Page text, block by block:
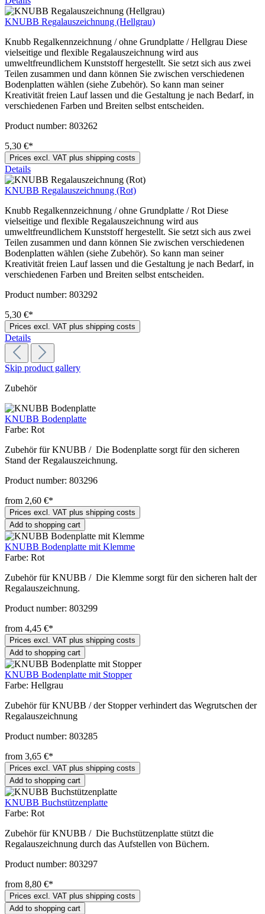
KNUBB Regalauszeichnung (Hellgrau)
Knubb Regalkennzeichnung / ohne Grundplatte / Hellgrau Diese
vielseitige und flexible Regalauszeichnung wird aus
umweltfreundlichem Kunststoff hergestellt. Sie setzt sich aus zwei
Teilen zusammen und dann können Sie zwischen verschiedenen
Bodenplatten wählen (siehe Zubehör). So kann man seiner
Kreativität freien Lauf lassen und die Gestaltung je nach Bedarf, in
verschiedenen Farben und Breiten selbst entscheiden.
Product number: 803262
5,30 €*
Prices excl. VAT plus shipping costs
Details
KNUBB Regalauszeichnung (Rot)
Knubb Regalkennzeichnung / ohne Grundplatte / Rot Diese
vielseitige und flexible Regalauszeichnung wird aus
umweltfreundlichem Kunststoff hergestellt. Sie setzt sich aus zwei
Teilen zusammen und dann können Sie zwischen verschiedenen
Bodenplatten wählen (siehe Zubehör). So kann man seiner
Kreativität freien Lauf lassen und die Gestaltung je nach Bedarf, in
verschiedenen Farben und Breiten selbst entscheiden.
Product number: 803292
5,30 €*
Prices excl. VAT plus shipping costs
Details
Skip product gallery
Zubehör
KNUBB Bodenplatte
Farbe: Rot
Zubehör für KNUBB / Die Bodenplatte sorgt für den sicheren
Stand der Regalauszeichnung.
Product number: 803296
from 2,60 €*
Prices excl. VAT plus shipping costs
Add to shopping cart
KNUBB Bodenplatte mit Klemme
Farbe: Rot
Zubehör für KNUBB / Die Klemme sorgt für den sicheren halt der
Regalauszeichnung.
Product number: 803299
from 4,45 €*
Prices excl. VAT plus shipping costs
Add to shopping cart
KNUBB Bodenplatte mit Stopper
Farbe: Hellgrau
Zubehör für KNUBB / der Stopper verhindert das Wegrutschen der
Regalauszeichnung
Product number: 803285
from 3,65 €*
Prices excl. VAT plus shipping costs
Add to shopping cart
KNUBB Buchstützenplatte
Farbe: Rot
Zubehör für KNUBB / Die Buchstützenplatte stützt die
Regalauszeichnung durch das Aufstellen von Büchern.
Product number: 803297
from 8,80 €*
Prices excl. VAT plus shipping costs
Add to shopping cart